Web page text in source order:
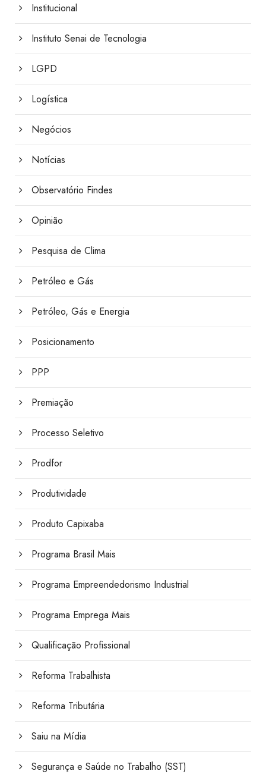
Institucional
Instituto Senai de Tecnologia
LGPD
Logística
Negócios
Notícias
Observatório Findes
Opinião
Pesquisa de Clima
Petróleo e Gás
Petróleo, Gás e Energia
Posicionamento
PPP
Premiação
Processo Seletivo
Prodfor
Produtividade
Produto Capixaba
Programa Brasil Mais
Programa Empreendedorismo Industrial
Programa Emprega Mais
Qualificação Profissional
Reforma Trabalhista
Reforma Tributária
Saiu na Mídia
Segurança e Saúde no Trabalho (SST)